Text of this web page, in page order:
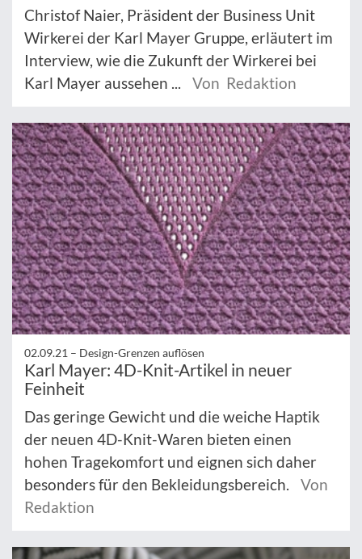
Christof Naier, Präsident der Business Unit
Wirkerei der Karl Mayer Gruppe, erläutert im
Interview, wie die Zukunft der Wirkerei bei
Karl Mayer aussehen ...
Von Redaktion
02.09.21 – Design-Grenzen auflösen
Karl Mayer: 4D-Knit-Artikel in neuer
Feinheit
Das geringe Gewicht und die weiche Haptik
der neuen 4D-Knit-Waren bieten einen
hohen Tragekomfort und eignen sich daher
besonders für den Bekleidungsbereich.
Von
Redaktion